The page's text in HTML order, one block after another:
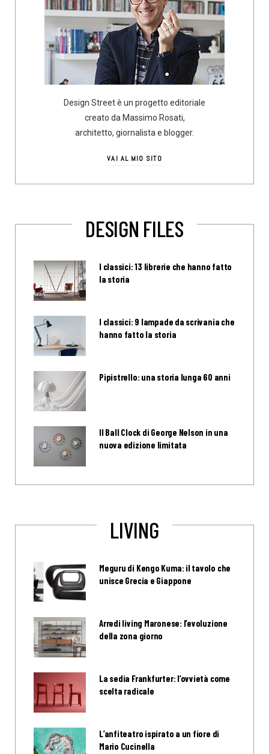
Design Street è un progetto editoriale
creato da Massimo Rosati,
architetto, giornalista e blogger.
VAI AL MIO SITO
DESIGN FILES
I classici: 13 librerie che hanno fatto
la storia
I classici: 9 lampade da scrivania che
hanno fatto la storia
Pipistrello: una storia lunga 60 anni
Il Ball Clock di George Nelson in una
nuova edizione limitata
LIVING
Meguru di Kengo Kuma: il tavolo che
unisce Grecia e Giappone
Arredi living Maronese: l’evoluzione
della zona giorno
La sedia Frankfurter: l’ovvietà come
scelta radicale
L’anfiteatro ispirato a un fiore di
Mario Cucinella